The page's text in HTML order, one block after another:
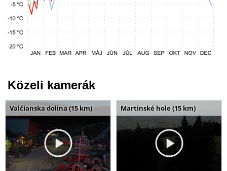
Közeli kamerák
Valčianska dolina (15 km) Martinské hole (15 km)